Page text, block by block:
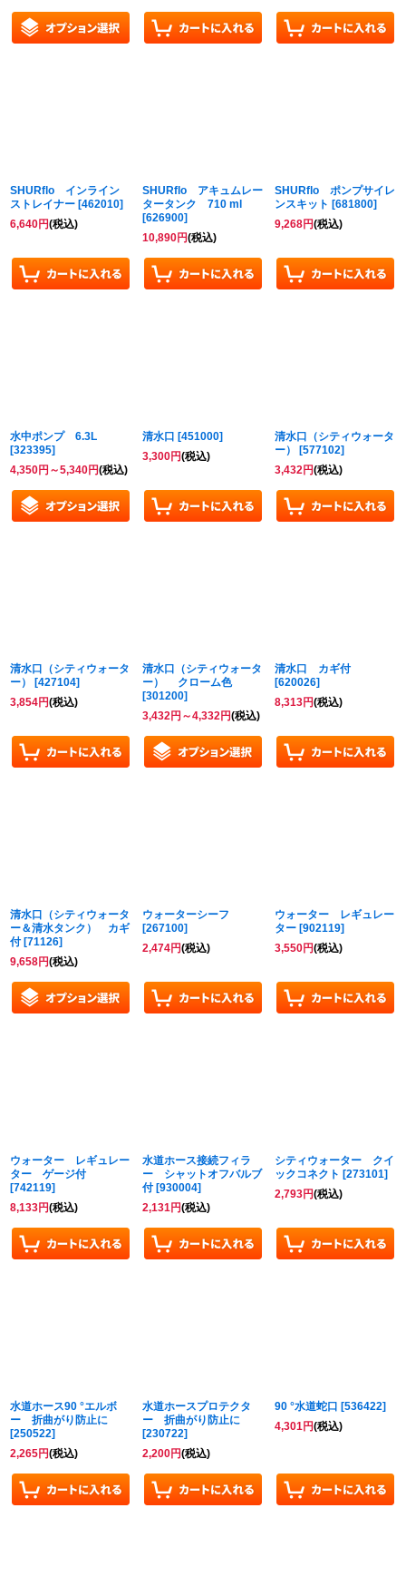
SHURflo インライン
ストレイナー [462010]
6,640円(税込)
SHURflo アキュムレー
タータンク 710 ml
[626900]
10,890円(税込)
SHURflo ポンプサイレ
ンスキット [681800]
9,268円(税込)
水中ポンプ 6.3L
[323395]
4,350円 ～5,340円(税込)
清水口 [451000]
3,300円(税込)
清水口（シティウォータ
ー）
[577102]
3,432円(税込)
清水口（シティウォータ
ー）
[427104]
3,854円(税込)
清水口（シティウォータ
ー） クローム色
[301200]
3,432円 ～4,332円(税込)
清水口 カギ付
[620026]
8,313円(税込)
清水口（シティウォータ
ー＆清水タンク） カギ
付 [71126]
9,658円(税込)
ウォーターシーフ
[267100]
2,474円(税込)
ウォーター レギュレー
ター [902119]
3,550円(税込)
ウォーター レギュレー
ター ゲージ付
[742119]
8,133円(税込)
水道ホース接続フィラ
ー シャットオフバルブ
付 [930004]
2,131円(税込)
シティウォーター クイ
ックコネクト [273101]
2,793円(税込)
水道ホース90 °エルボ
ー 折曲がり防止に
[250522]
2,265円(税込)
水道ホースプロテクタ
ー 折曲がり防止に
[230722]
2,200円(税込)
90 °水道蛇口 [536422]
4,301円(税込)